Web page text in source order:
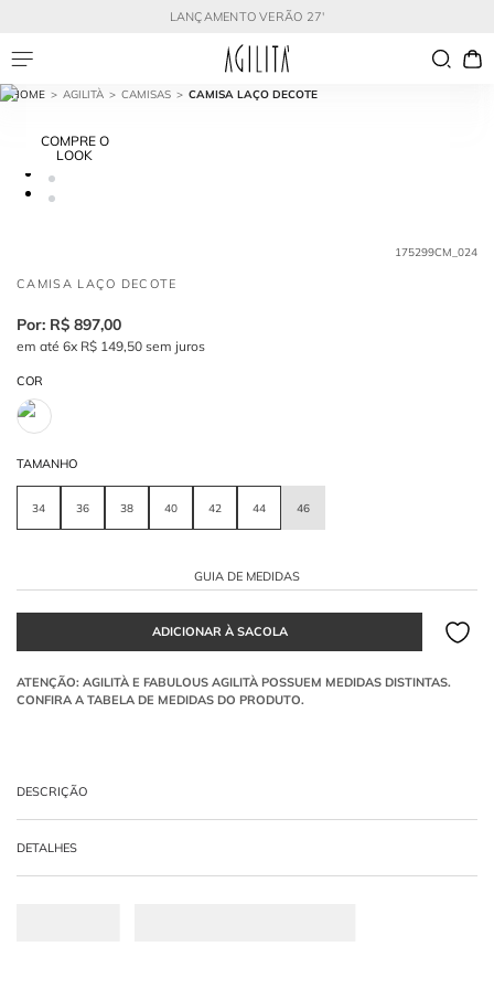
LANÇAMENTO VERÃO 27'
AGILITÀ CAMISAS CAMISA LAÇO DECOTE
COMPRE O
LOOK
175299CM_024
CAMISA LAÇO DECOTE
R$ 897,00
em até 6x R$ 149,50 sem juros
COR
TAMANHO
34 36 38 40 42 44 46
GUIA DE MEDIDAS
DESCRIÇÃO
Acamisa transpassada
volume nos ombros, punhos ajustados e fechamento lateral por zíper embutido.
DETALHES